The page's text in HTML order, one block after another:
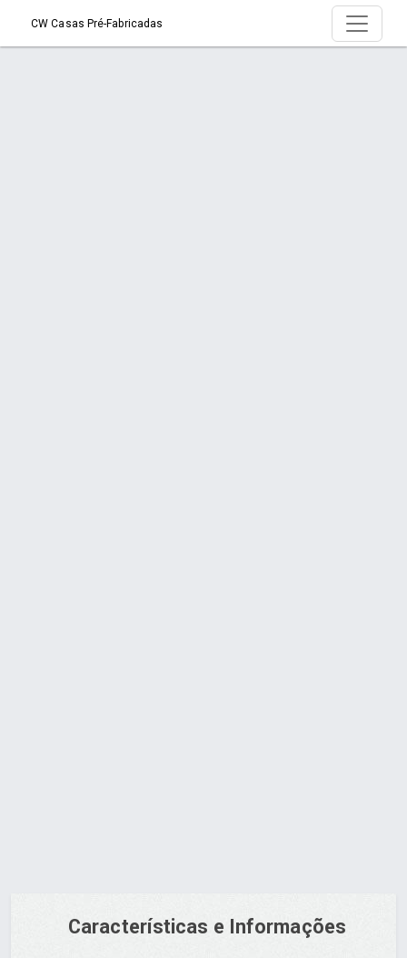
CW Casas Pré-Fabricadas
Características e Informações